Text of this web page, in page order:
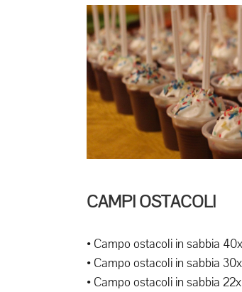
CAMPI OSTACOLI
• Campo ostacoli in sabbia
• Campo ostacoli in sabbia
• Campo ostacoli in sabbia